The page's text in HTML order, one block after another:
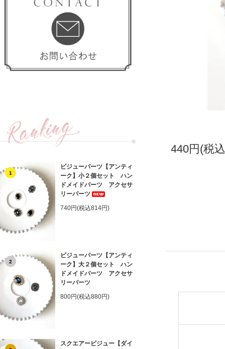
1
ビジューパーツ【アンティ
ーク】小２個セット ハン
ドメイドパーツ アクセサ
リーパーツ
740円(税込814円)
2
ビジューパーツ【アンティ
ーク】大２個セット ハン
ドメイドパーツ アクセサ
リーパーツ
800円(税込880円)
スクエアービジュー【ダイ
440円(税